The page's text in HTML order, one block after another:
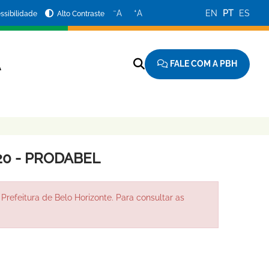
Alto Contraste −A +A EN PT ES
FALE COM A PBH
- PRODABEL
de Belo Horizonte. Para consultar as